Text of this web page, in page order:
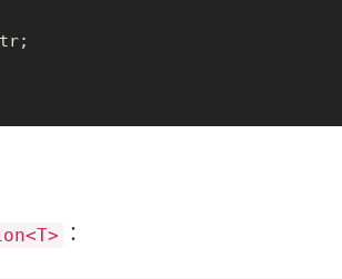
;
：